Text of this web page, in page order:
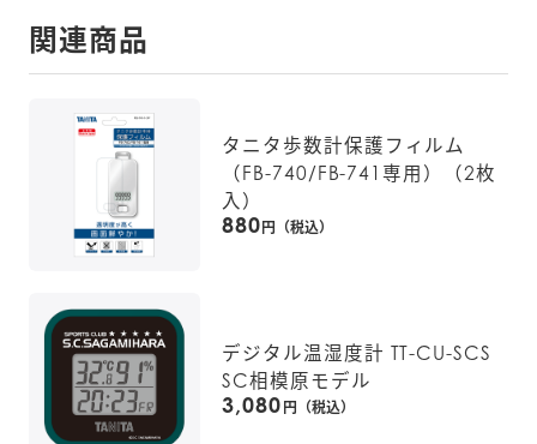
保証期間
関連商品
タニタ歩数計保護フィルム
（FB-740/FB-741専用）（2枚
入）
880 円（税込）
デジタル温湿度計 TT-CU-SCS
SC相模原モデル
3,080 円（税込）